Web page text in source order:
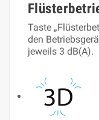
Taste
den
jeweils 3 dB(A).